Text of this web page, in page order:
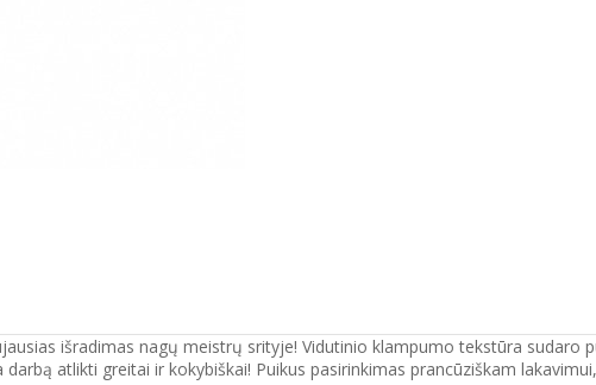
išradimas nagų meistrų srityje! Vidutinio klampumo tekstūra sudaro
atlikti greitai ir kokybiškai! Puikus pasirinkimas prancūziškam